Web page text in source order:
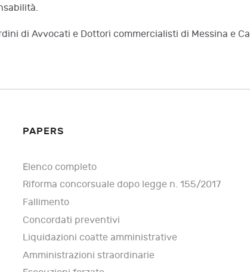
di Avvocati e Dottori commercialisti di Messina e
PAPERS
Elenco completo
Riforma concorsuale dopo legge n. 155/2017
Fallimento
Concordati preventivi
Liquidazioni coatte amministrative
Amministrazioni straordinarie